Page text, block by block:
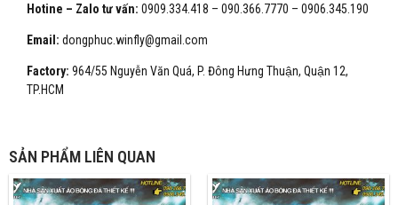
Hotine – Zalo tư vấn: 0909.334.418 – 090.366.7770 – 0906.345.190
Email: dongphuc.winfly@gmail.com
Factory: 964/55 Nguyễn Văn Quá, P. Đông Hưng Thuận, Quận 12,
TP.HCM
SẢN PHẨM LIÊN QUAN